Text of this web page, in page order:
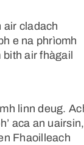
air cladach
e na phrìomh
air fhàgail
linn deug.
aca an uairsin,
Fhaoilleach